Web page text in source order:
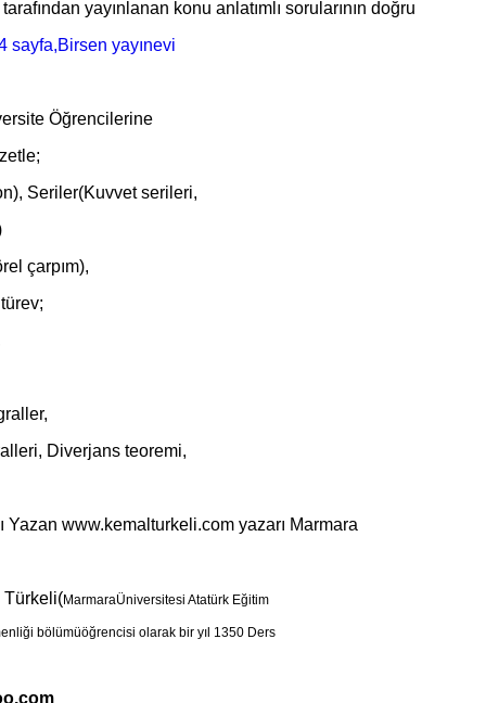
yayınlanan konu anlatımlı sorularının doğru
Öğrencilerine
Seriler(Kuvvet serileri,
çarpım),
Diverjans teoremi,
Yazan www.kemalturkeli.com yazarı Marmara
Türkeli(MarmaraÜniversitesi Atatürk Eğitim
bölümüöğrencisi olarak bir yıl 1350 Ders